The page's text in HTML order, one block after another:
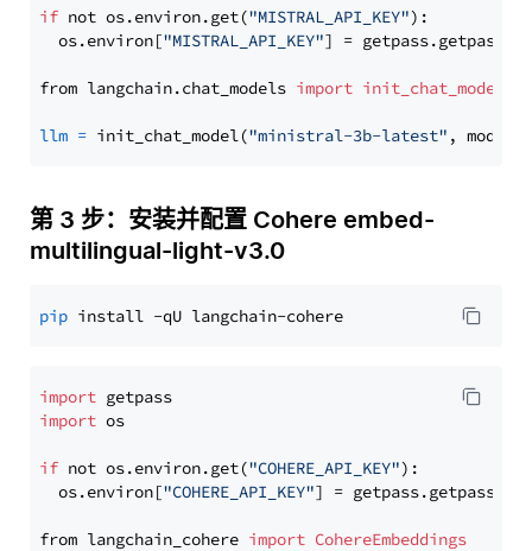
if not os.environ.get("MISTRAL_API_KEY"):
  os.environ[
"MISTRAL_API_KEY"] = getpass.getpass(
from langchain.chat_models import init_chat_model
llm = init_chat_model("ministral-3b-latest" ,
第 3 步：安装并配置 Cohere embed-
multilingual-light-v3.0
pip
import
import os
if not os.environ.get("COHERE_API_KEY"):
  os.environ[
"COHERE_API_KEY"] = getpass.getpass(
from langchain_cohere import CohereEmbeddings